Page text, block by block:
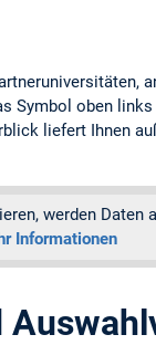
Symbol oben
liefert Ihnen
werden
Informationen